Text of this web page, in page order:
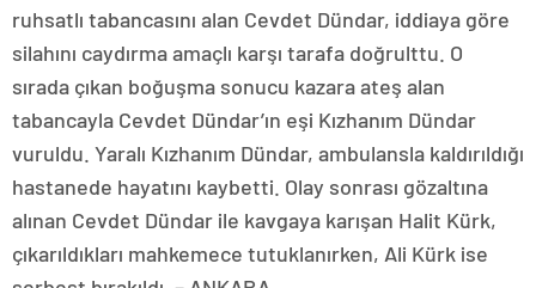
ruhsatlı tabancasını alan Cevdet Dündar, iddiaya göre
silahını caydırma amaçlı karşı tarafa doğrulttu. O
sırada çıkan boğuşma sonucu kazara ateş alan
tabancayla Cevdet Dündar’ın eşi Kızhanım Dündar
vuruldu. Yaralı Kızhanım Dündar, ambulansla kaldırıldığı
hastanede hayatını kaybetti. Olay sonrası gözaltına
alınan Cevdet Dündar ile kavgaya karışan Halit Kürk,
çıkarıldıkları mahkemece tutuklanırken, Ali Kürk ise